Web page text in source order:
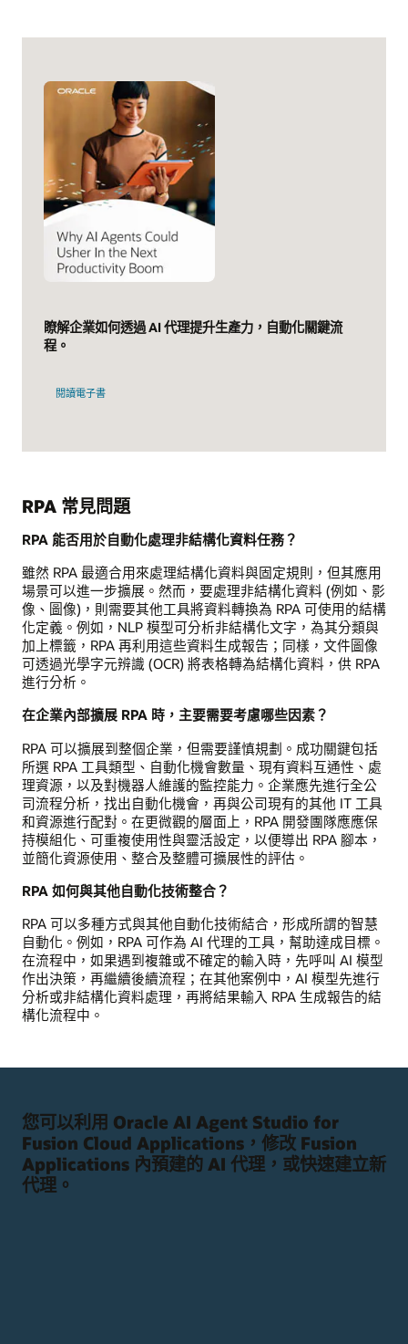
瞭解企業如何透過 AI 代理提升生產力，自動化關鍵流
程。
閱讀電子書
RPA 常見問題
RPA 能否用於自動化處理非結構化資料任務？
雖然 RPA 最適合用來處理結構化資料與固定規則，但其應用
場景可以進一步擴展。然而，要處理非結構化資料 (例如、影
像、圖像)，則需要其他工具將資料轉換為 RPA 可使用的結構
化定義。例如，NLP 模型可分析非結構化文字，為其分類與
加上標籤，RPA 再利用這些資料生成報告；同樣，文件圖像
可透過光學字元辨識 (OCR) 將表格轉為結構化資料，供 RPA
進行分析。
在企業內部擴展 RPA 時，主要需要考慮哪些因素？
RPA 可以擴展到整個企業，但需要謹慎規劃。成功關鍵包括
所選 RPA 工具類型、自動化機會數量、現有資料互通性、處
理資源，以及對機器人維護的監控能力。企業應先進行全公
司流程分析，找出自動化機會，再與公司現有的其他 IT 工具
和資源進行配對。在更微觀的層面上，RPA 開發團隊應應保
持模組化、可重複使用性與靈活設定，以便導出 RPA 腳本，
並簡化資源使用、整合及整體可擴展性的評估。
RPA 如何與其他自動化技術整合？
RPA 可以多種方式與其他自動化技術結合，形成所謂的智慧
自動化。例如，RPA 可作為 AI 代理的工具，幫助達成目標。
在流程中，如果遇到複雜或不確定的輸入時，先呼叫 AI 模型
作出決策，再繼續後續流程；在其他案例中，AI 模型先進行
分析或非結構化資料處理，再將結果輸入 RPA 生成報告的結
構化流程中。
您可以利用 Oracle AI Agent Studio for
Fusion Cloud Applications，修改 Fusion
Applications 內預建的 AI 代理，或快速建立新
代理。